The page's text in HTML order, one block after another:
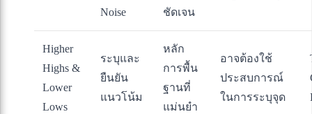
Noise
ชัดเจน
Higher
Highs &
Lower
Lows
ระบุและ
ยืนยัน
แนวโน้ม
หลัก
การพื้น
ฐานที่
แม่นยำ
อาจต้องใช้
ประสบการณ์
ในการระบุจุด